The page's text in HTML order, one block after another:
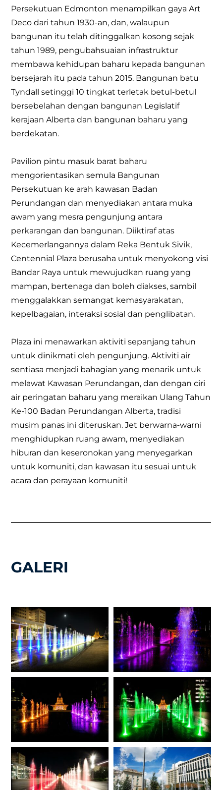
Persekutuan Edmonton menampilkan gaya Art
Deco dari tahun 1930-an, dan, walaupun
bangunan itu telah ditinggalkan kosong sejak
tahun 1989, pengubahsuaian infrastruktur
membawa kehidupan baharu kepada bangunan
bersejarah itu pada tahun 2015. Bangunan batu
Tyndall setinggi 10 tingkat terletak betul-betul
bersebelahan dengan bangunan Legislatif
kerajaan Alberta dan bangunan baharu yang
berdekatan.
Pavilion pintu masuk barat baharu
mengorientasikan semula Bangunan
Persekutuan ke arah kawasan Badan
Perundangan dan menyediakan antara muka
awam yang mesra pengunjung antara
perkarangan dan bangunan. Diiktiraf atas
Kecemerlangannya dalam Reka Bentuk Sivik,
Centennial Plaza berusaha untuk menyokong visi
Bandar Raya untuk mewujudkan ruang yang
mampan, bertenaga dan boleh diakses, sambil
menggalakkan semangat kemasyarakatan,
kepelbagaian, interaksi sosial dan penglibatan.
Plaza ini menawarkan aktiviti sepanjang tahun
untuk dinikmati oleh pengunjung. Aktiviti air
sentiasa menjadi bahagian yang menarik untuk
melawat Kawasan Perundangan, dan dengan ciri
air peringatan baharu yang meraikan Ulang Tahun
Ke-100 Badan Perundangan Alberta, tradisi
musim panas ini diteruskan. Jet berwarna-warni
menghidupkan ruang awam, menyediakan
hiburan dan keseronokan yang menyegarkan
untuk komuniti, dan kawasan itu sesuai untuk
acara dan perayaan komuniti!
GALERI